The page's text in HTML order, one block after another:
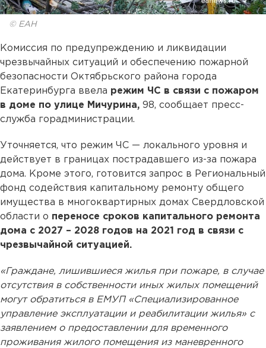
© ЕАН
Комиссия по предупреждению и ликвидации
чрезвычайных ситуаций и обеспечению пожарной
безопасности Октябрьского района города
Екатеринбурга ввела режим ЧС в связи с пожаром
в доме по улице Мичурина, 98, сообщает пресс-
служба горадминистрации.
Уточняется, что режим ЧС — локального уровня и
действует в границах пострадавшего из-за пожара
дома. Кроме этого, готовится запрос в Региональный
фонд содействия капитальному ремонту общего
имущества в многоквартирных домах Свердловской
области о переносе сроков капитального ремонта
дома с 2027 – 2028 годов на 2021 год в связи с
чрезвычайной ситуацией.
«Граждане, лишившиеся жилья при пожаре, в случае
отсутствия в собственности иных жилых помещений
могут обратиться в ЕМУП «Специализированное
управление эксплуатации и реабилитации жилья» с
заявлением о предоставлении для временного
проживания жилого помещения из маневренного